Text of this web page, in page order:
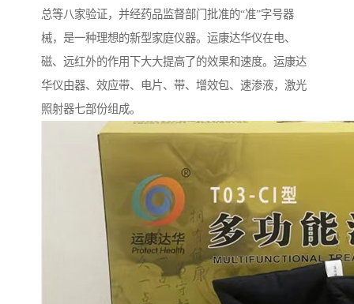
总等八家验证，并经药品监督部门批准的“准”字号器
械，是一种理想的新型家庭仪器。运康达华仪在电、
磁、远红外的作用下大大提高了的效果和速度。运康达
华仪由器、效应带、电片、带、增效包、速渗液，激光
照射器七部份组成。